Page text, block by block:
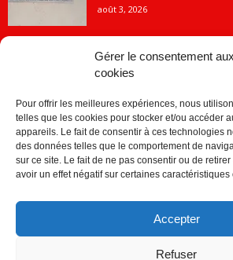
Gérer le consentement aux
cookies
Pour offrir les meilleures expériences, nous
telles que les cookies pour stocker et/ou accéder
appareils. Le fait de consentir à ces technologies
des données telles que le comportement de
sur ce site. Le fait de ne pas consentir ou de
avoir un effet négatif sur certaines caractéristiques
Accepter
Refuser
août 3, 2026
ACTUALITES
Economie
Société
Sport